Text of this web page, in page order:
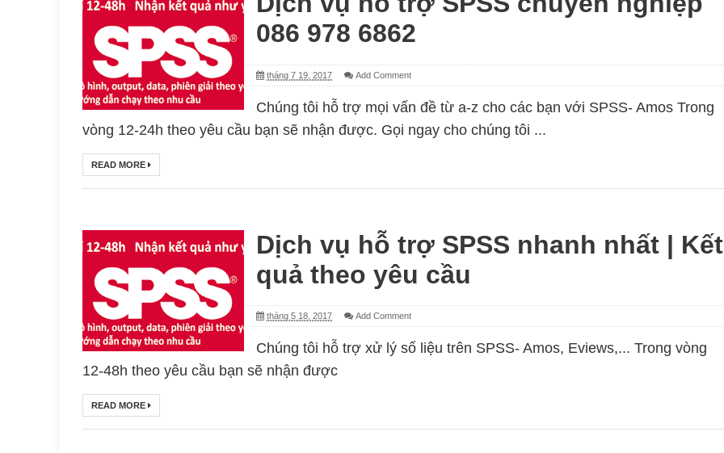
086 978 6862
tháng 7 19, 2017 Add Comment
Chúng tôi hỗ trợ mọi vấn đề từ a-z cho các bạn với SPSS- Amos Trong
vòng 12-24h theo yêu cầu bạn sẽ nhận được. Gọi ngay cho chúng tôi ...
READ MORE
Dịch vụ hỗ trợ SPSS nhanh nhất | Kết
quả theo yêu cầu
tháng 5 18, 2017 Add Comment
Chúng tôi hỗ trợ xử lý số liệu trên SPSS- Amos, Eviews,... Trong vòng
12-48h theo yêu cầu bạn sẽ nhận được
READ MORE